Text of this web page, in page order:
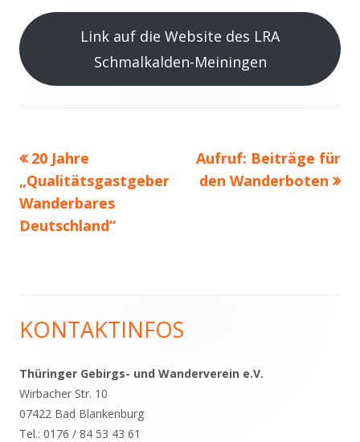
Link auf die Website des LRA
Schmalkalden-Meiningen
Beitragsnavigation
Vorheriger
Beitrag:
20 Jahre
„Qualitätsgastgeber
Wanderbares
Deutschland“
Nächster
Beitrag
Aufruf: Beiträge für
den Wanderboten
Haupt-
Seitenleiste
KONTAKTINFOS
Thüringer Gebirgs- und Wanderverein e.V.
Wirbacher Str. 10
07422 Bad Blankenburg
Tel.: 0176 / 84 53 43 61